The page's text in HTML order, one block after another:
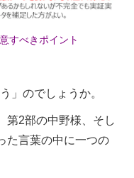
すべきポイント
」のでしょうか。
第2部の中野様、そし
た言葉の中に一つの